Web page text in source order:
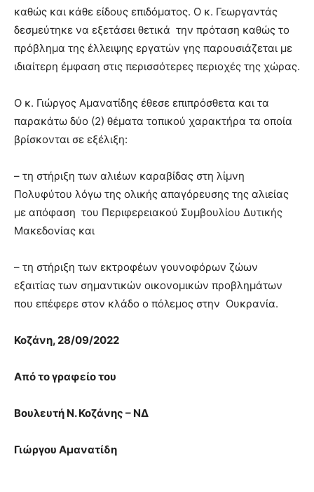
καθώς και κάθε είδους επιδόματος. Ο κ. Γεωργαντάς
δεσμεύτηκε να εξετάσει θετικά την πρόταση καθώς το
πρόβλημα της έλλειψης εργατών γης παρουσιάζεται με
ιδιαίτερη έμφαση στις περισσότερες περιοχές της χώρας.
Ο κ. Γιώργος Αμανατίδης έθεσε επιπρόσθετα και τα
παρακάτω δύο (2) θέματα τοπικού χαρακτήρα τα οποία
βρίσκονται σε εξέλιξη:
– τη στήριξη των αλιέων καραβίδας στη λίμνη
Πολυφύτου λόγω της ολικής απαγόρευσης της αλιείας
με απόφαση του Περιφερειακού Συμβουλίου Δυτικής
Μακεδονίας και
– τη στήριξη των εκτροφέων γουνοφόρων ζώων
εξαιτίας των σημαντικών οικονομικών προβλημάτων
που επέφερε στον κλάδο ο πόλεμος στην Ουκρανία.
Κοζάνη, 28/09/2022
Από το γραφείο του
Βουλευτή Ν. Κοζάνης – ΝΔ
Γιώργου Αμανατίδη